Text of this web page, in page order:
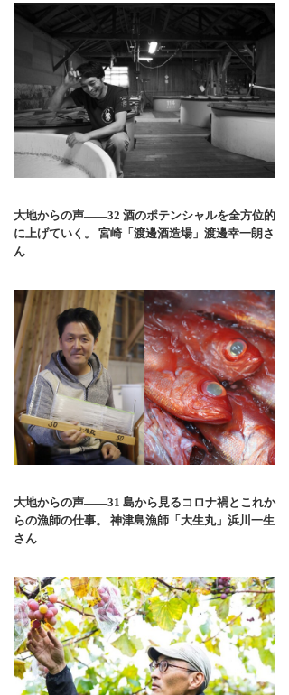
大地からの声――32 酒のポテンシャルを全方位的
に上げていく。 宮崎「渡邊酒造場」渡邊幸一朗さ
ん
大地からの声――31 島から見るコロナ禍とこれか
らの漁師の仕事。 神津島漁師「大生丸」浜川一生
さん